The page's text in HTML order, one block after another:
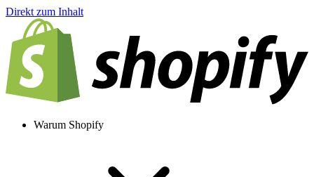
Direkt zum Inhalt
Warum Shopify